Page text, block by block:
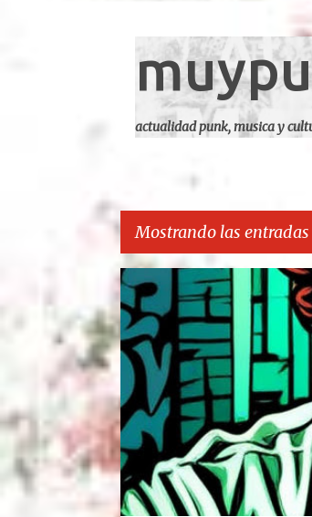
actualidad punk, musica y
Mostrando las
E
n
t
a
d
a
s
CARCA